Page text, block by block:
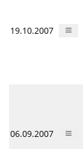
19.10.2007
06.09.2007